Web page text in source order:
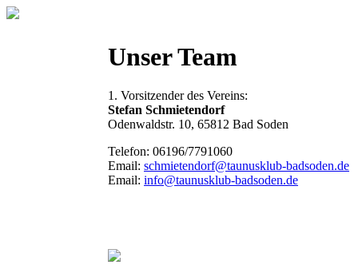
Unser Team
1. Vorsitzender des Vereins:
Stefan Schmietendorf
Odenwaldstr. 10, 65812 Bad Soden
Telefon: 06196/7791060
Email: schmietendorf@taunusklub-badsoden.de
Email: info@taunusklub-badsoden.de